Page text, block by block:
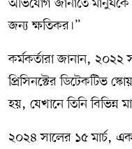
জন্য ক্ষতিকর।”
কর্মকর্তারা জানান, ২০২২
প্রিসিনক্টের ডিটেকটিভ
হয়, যেখানে তিনি
২০২৪ সালের ১৫ মার্চ, এক